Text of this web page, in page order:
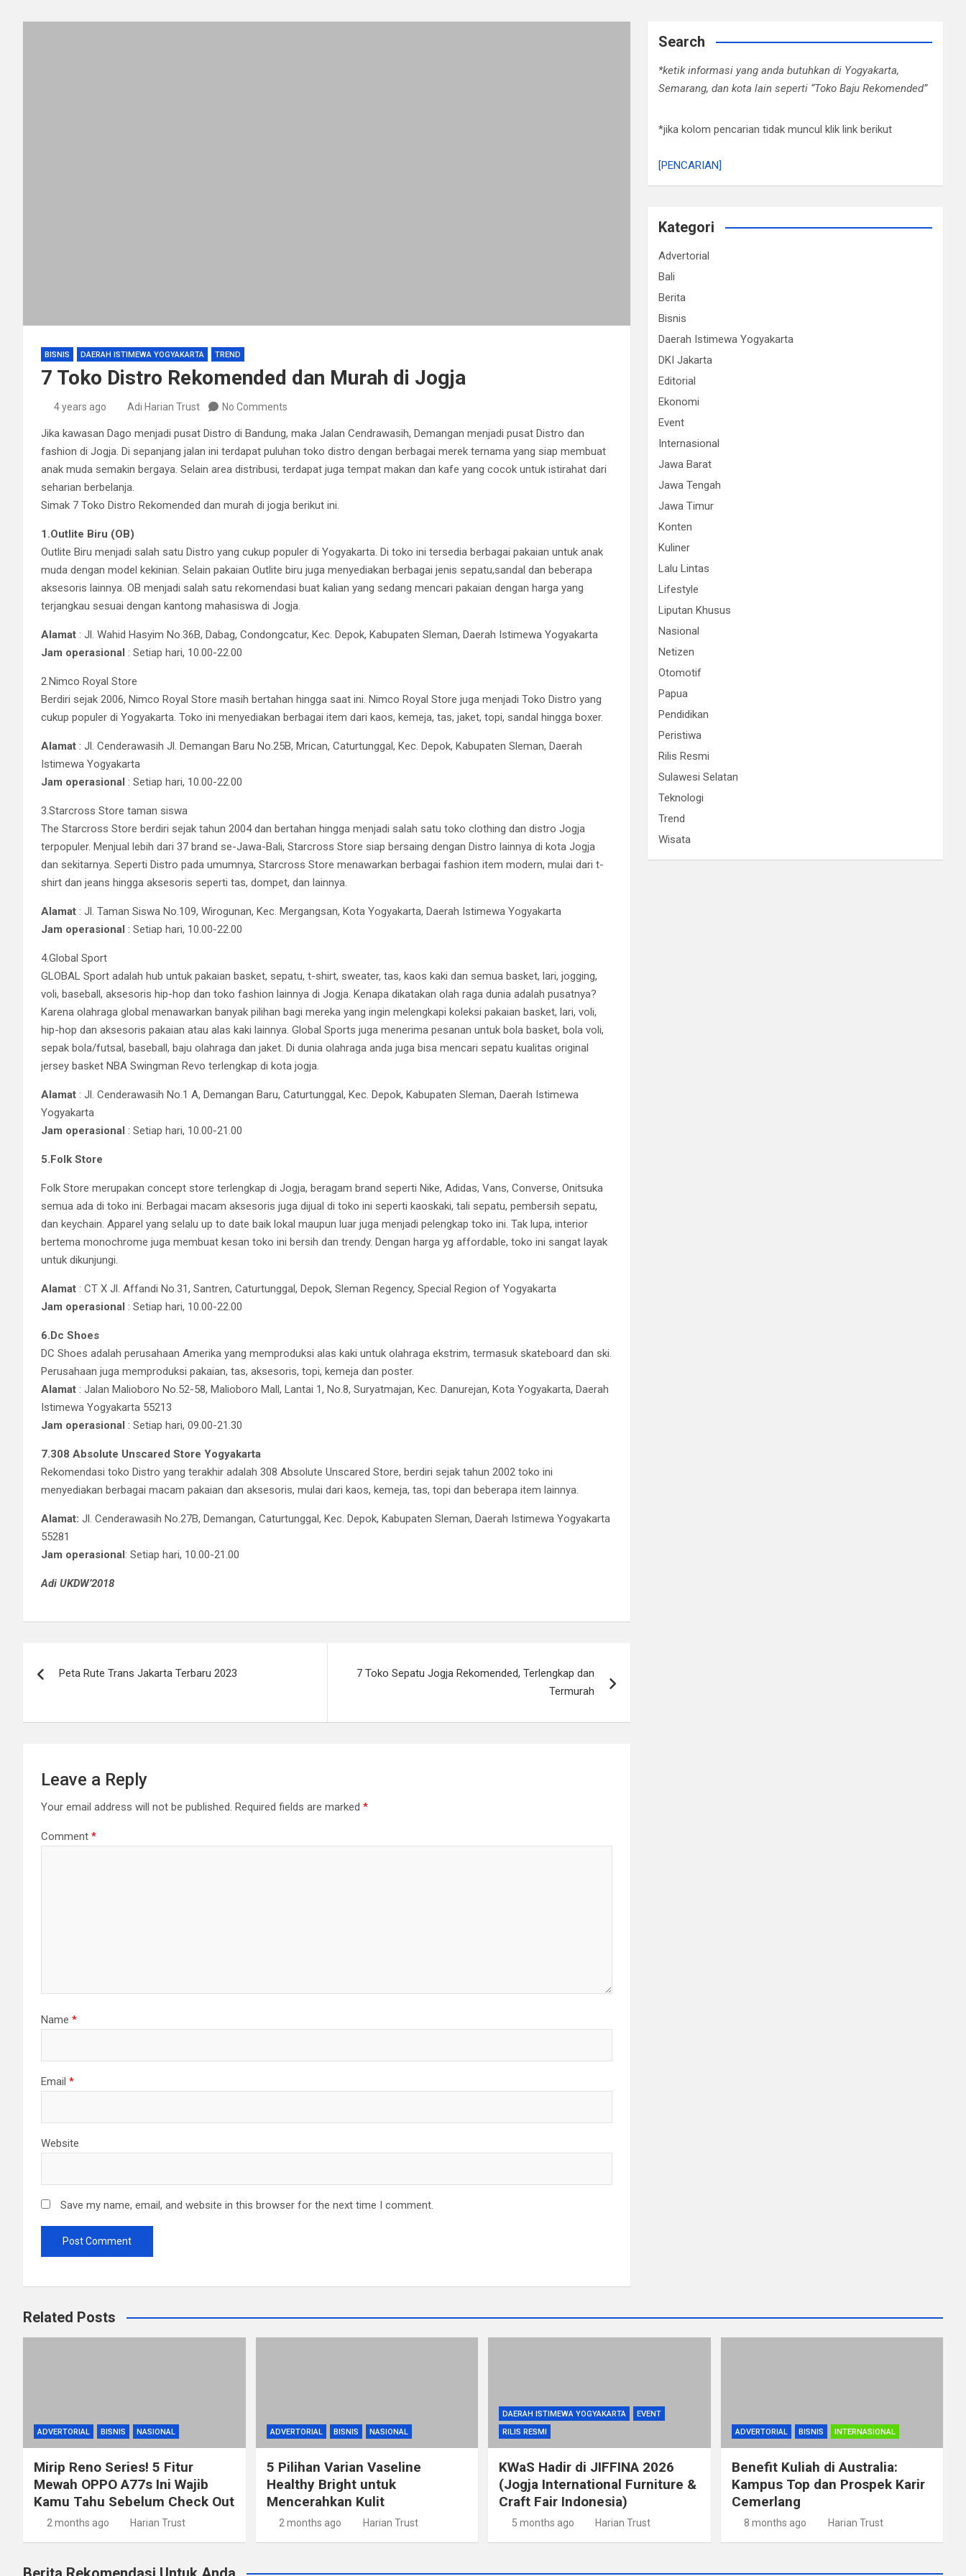
BISNIS DAERAH ISTIMEWA YOGYAKARTA TREND
7 Toko Distro Rekomended dan Murah di Jogja
4 years ago Adi Harian Trust No Comments
Jika kawasan Dago menjadi pusat Distro di Bandung, maka Jalan Cendrawasih, Demangan menjadi pusat Distro dan
fashion di Jogja. Di sepanjang jalan ini terdapat puluhan toko distro dengan berbagai merek ternama yang siap membuat
anak muda semakin bergaya. Selain area distribusi, terdapat juga tempat makan dan kafe yang cocok untuk istirahat dari
seharian berbelanja.
Simak 7 Toko Distro Rekomended dan murah di jogja berikut ini.
1.Outlite Biru (OB)
Outlite Biru menjadi salah satu Distro yang cukup populer di Yogyakarta. Di toko ini tersedia berbagai pakaian untuk anak
muda dengan model kekinian. Selain pakaian Outlite biru juga menyediakan berbagai jenis sepatu,sandal dan beberapa
aksesoris lainnya. OB menjadi salah satu rekomendasi buat kalian yang sedang mencari pakaian dengan harga yang
terjangkau sesuai dengan kantong mahasiswa di Jogja.
Alamat : Jl. Wahid Hasyim No.36B, Dabag, Condongcatur, Kec. Depok, Kabupaten Sleman, Daerah Istimewa Yogyakarta
Jam operasional : Setiap hari, 10.00-22.00
2.Nimco Royal Store
Berdiri sejak 2006, Nimco Royal Store masih bertahan hingga saat ini. Nimco Royal Store juga menjadi Toko Distro yang
cukup populer di Yogyakarta. Toko ini menyediakan berbagai item dari kaos, kemeja, tas, jaket, topi, sandal hingga boxer.
Alamat : Jl. Cenderawasih Jl. Demangan Baru No.25B, Mrican, Caturtunggal, Kec. Depok, Kabupaten Sleman, Daerah
Istimewa Yogyakarta
Jam operasional : Setiap hari, 10.00-22.00
3.Starcross Store taman siswa
The Starcross Store berdiri sejak tahun 2004 dan bertahan hingga menjadi salah satu toko clothing dan distro Jogja
terpopuler. Menjual lebih dari 37 brand se-Jawa-Bali, Starcross Store siap bersaing dengan Distro lainnya di kota Jogja
dan sekitarnya. Seperti Distro pada umumnya, Starcross Store menawarkan berbagai fashion item modern, mulai dari t-
shirt dan jeans hingga aksesoris seperti tas, dompet, dan lainnya.
Alamat : Jl. Taman Siswa No.109, Wirogunan, Kec. Mergangsan, Kota Yogyakarta, Daerah Istimewa Yogyakarta
Jam operasional : Setiap hari, 10.00-22.00
4.Global Sport
GLOBAL Sport adalah hub untuk pakaian basket, sepatu, t-shirt, sweater, tas, kaos kaki dan semua basket, lari, jogging,
voli, baseball, aksesoris hip-hop dan toko fashion lainnya di Jogja. Kenapa dikatakan olah raga dunia adalah pusatnya?
Karena olahraga global menawarkan banyak pilihan bagi mereka yang ingin melengkapi koleksi pakaian basket, lari, voli,
hip-hop dan aksesoris pakaian atau alas kaki lainnya. Global Sports juga menerima pesanan untuk bola basket, bola voli,
sepak bola/futsal, baseball, baju olahraga dan jaket. Di dunia olahraga anda juga bisa mencari sepatu kualitas original
jersey basket NBA Swingman Revo terlengkap di kota jogja.
Alamat : Jl. Cenderawasih No.1 A, Demangan Baru, Caturtunggal, Kec. Depok, Kabupaten Sleman, Daerah Istimewa
Yogyakarta
Jam operasional : Setiap hari, 10.00-21.00
5.Folk Store
Folk Store merupakan concept store terlengkap di Jogja, beragam brand seperti Nike, Adidas, Vans, Converse, Onitsuka
semua ada di toko ini. Berbagai macam aksesoris juga dijual di toko ini seperti kaoskaki, tali sepatu, pembersih sepatu,
dan keychain. Apparel yang selalu up to date baik lokal maupun luar juga menjadi pelengkap toko ini. Tak lupa, interior
bertema monochrome juga membuat kesan toko ini bersih dan trendy. Dengan harga yg affordable, toko ini sangat layak
untuk dikunjungi.
Alamat : CT X Jl. Affandi No.31, Santren, Caturtunggal, Depok, Sleman Regency, Special Region of Yogyakarta
Jam operasional : Setiap hari, 10.00-22.00
6.Dc Shoes
DC Shoes adalah perusahaan Amerika yang memproduksi alas kaki untuk olahraga ekstrim, termasuk skateboard dan ski.
Perusahaan juga memproduksi pakaian, tas, aksesoris, topi, kemeja dan poster.
Alamat : Jalan Malioboro No.52-58, Malioboro Mall, Lantai 1, No.8, Suryatmajan, Kec. Danurejan, Kota Yogyakarta, Daerah
Istimewa Yogyakarta 55213
Jam operasional : Setiap hari, 09.00-21.30
7.308 Absolute Unscared Store Yogyakarta
Rekomendasi toko Distro yang terakhir adalah 308 Absolute Unscared Store, berdiri sejak tahun 2002 toko ini
menyediakan berbagai macam pakaian dan aksesoris, mulai dari kaos, kemeja, tas, topi dan beberapa item lainnya.
Alamat: Jl. Cenderawasih No.27B, Demangan, Caturtunggal, Kec. Depok, Kabupaten Sleman, Daerah Istimewa Yogyakarta
55281
Jam operasional: Setiap hari, 10.00-21.00
Adi UKDW’2018
navigation
Peta Rute Trans Jakarta Terbaru 2023
7 Toko Sepatu Jogja Rekomended, Terlengkap dan
Termurah
Leave a Reply
Your email address will not be published. Required fields are marked *
Comment *
Name *
Email *
Website
Save my name, email, and website in this browser for the next time I comment.
Search
*ketik informasi yang anda butuhkan di Yogyakarta,
Semarang, dan kota lain seperti “Toko Baju Rekomended”
*jika kolom pencarian tidak muncul klik link berikut
[PENCARIAN]
Kategori
Advertorial
Bali
Berita
Bisnis
Daerah Istimewa Yogyakarta
DKI Jakarta
Editorial
Ekonomi
Event
Internasional
Jawa Barat
Jawa Tengah
Jawa Timur
Konten
Kuliner
Lalu Lintas
Lifestyle
Liputan Khusus
Nasional
Netizen
Otomotif
Papua
Pendidikan
Peristiwa
Rilis Resmi
Sulawesi Selatan
Teknologi
Trend
Wisata
Related Posts
ADVERTORIAL BISNIS NASIONAL
Mirip Reno Series! 5 Fitur
Mewah OPPO A77s Ini Wajib
Kamu Tahu Sebelum Check Out
2 months ago Harian Trust
ADVERTORIAL BISNIS NASIONAL
5 Pilihan Varian Vaseline
Healthy Bright untuk
Mencerahkan Kulit
2 months ago Harian Trust
DAERAH ISTIMEWA YOGYAKARTA
EVENT
RILIS RESMI
KWaS Hadir di JIFFINA 2026
(Jogja International Furniture &
Craft Fair Indonesia)
5 months ago Harian Trust
ADVERTORIAL BISNIS INTERNASIONAL
Benefit Kuliah di Australia:
Kampus Top dan Prospek Karir
Cemerlang
8 months ago Harian Trust